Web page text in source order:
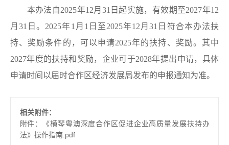
本办法自2025年12月31日起实施，有效期至2027年12
月31日。2025年1月1日至2025年12月31日符合本办法扶
持、奖励条件的，可以申请2025年的扶持、奖励。其中
2027年度的扶持和奖励，企业可于2028年提出申请，具体
申请时间以届时合作区经济发展局发布的申报通知为准。
相关附件：
附件：《横琴粤澳深度合作区促进企业高质量发展扶持办
法》操作指南.pdf